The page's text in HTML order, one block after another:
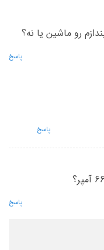
پاسخ
پاسخ
پاسخ